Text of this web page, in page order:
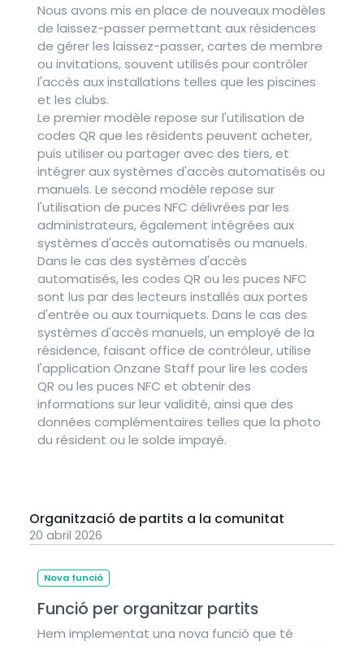
Nous avons mis en place de nouveaux modèles
de laissez-passer permettant aux résidences
de gérer les laissez-passer, cartes de membre
ou invitations, souvent utilisés pour contrôler
l'accès aux installations telles que les piscines
et les clubs.
Le premier modèle repose sur l'utilisation de
codes QR que les résidents peuvent acheter,
puis utiliser ou partager avec des tiers, et
intégrer aux systèmes d'accès automatisés ou
manuels. Le second modèle repose sur
l'utilisation de puces NFC délivrées par les
administrateurs, également intégrées aux
systèmes d'accès automatisés ou manuels.
Dans le cas des systèmes d'accès
automatisés, les codes QR ou les puces NFC
sont lus par des lecteurs installés aux portes
d'entrée ou aux tourniquets. Dans le cas des
systèmes d'accès manuels, un employé de la
résidence, faisant office de contrôleur, utilise
l'application Onzane Staff pour lire les codes
QR ou les puces NFC et obtenir des
informations sur leur validité, ainsi que des
données complémentaires telles que la photo
du résident ou le solde impayé.
Organització de partits a la comunitat
20 abril 2026
Nova funció
Funció per organitzar partits
Hem implementat una nova funció que té